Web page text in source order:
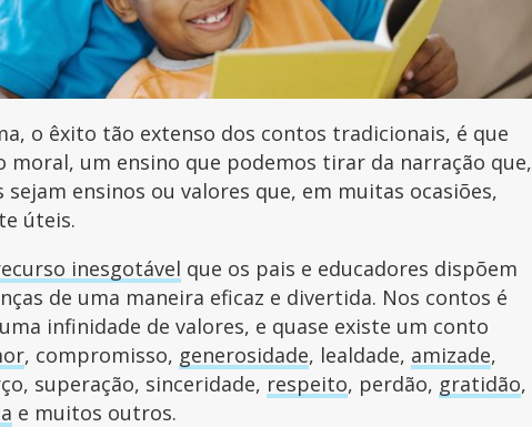
o êxito tão extenso dos contos tradicionais, é que
moral, um ensino que podemos tirar da narração que,
sejam ensinos ou valores que, em muitas ocasiões,
úteis.
inesgotável que os pais e educadores dispõem
de uma maneira eficaz e divertida. Nos contos é
infinidade de valores, e quase existe um conto
, compromisso, generosidade, lealdade, amizade,
superação, sinceridade, respeito, perdão, gratidão,
e muitos outros.